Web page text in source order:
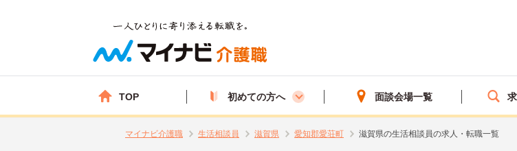
TOP 初めての方へ 面談会場一覧
マイナビ介護職 生活相談員 滋賀県 愛知郡愛荘町 滋賀県の生活相談員の求人・転職一覧